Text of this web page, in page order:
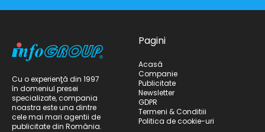
Cu o experienţă din 1997
în domeniul presei
specializate, compania
noastra este una dintre
cele mai mari agentii de
publicitate din România.
Pagini
Acasă
Companie
Publicitate
Newsletter
GDPR
Termeni & Conditiii
Politica de cookie-uri